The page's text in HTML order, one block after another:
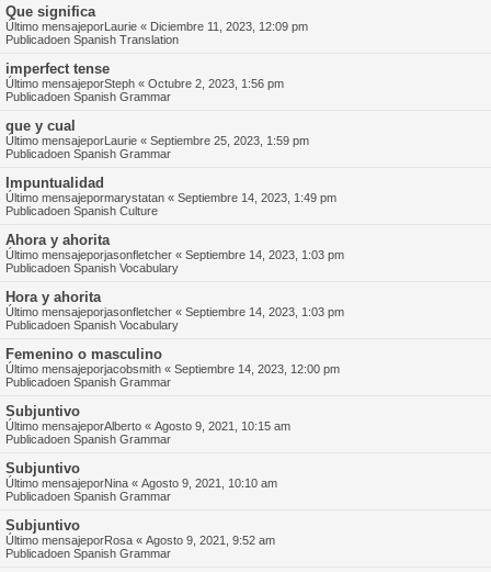
Que significa
Último mensajeporLaurie « Diciembre 11, 2023, 12:09 pm
Publicadoen Spanish Translation
imperfect tense
Último mensajeporSteph « Octubre 2, 2023, 1:56 pm
Publicadoen Spanish Grammar
que y cual
Último mensajeporLaurie « Septiembre 25, 2023, 1:59 pm
Publicadoen Spanish Grammar
Impuntualidad
Último mensajepormarystatan « Septiembre 14, 2023, 1:49 pm
Publicadoen Spanish Culture
Ahora y ahorita
Último mensajeporjasonfletcher « Septiembre 14, 2023, 1:03 pm
Publicadoen Spanish Vocabulary
Hora y ahorita
Último mensajeporjasonfletcher « Septiembre 14, 2023, 1:03 pm
Publicadoen Spanish Vocabulary
Femenino o masculino
Último mensajeporjacobsmith « Septiembre 14, 2023, 12:00 pm
Publicadoen Spanish Grammar
Subjuntivo
Último mensajeporAlberto « Agosto 9, 2021, 10:15 am
Publicadoen Spanish Grammar
Subjuntivo
Último mensajeporNina « Agosto 9, 2021, 10:10 am
Publicadoen Spanish Grammar
Subjuntivo
Último mensajeporRosa « Agosto 9, 2021, 9:52 am
Publicadoen Spanish Grammar